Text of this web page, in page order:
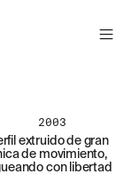
2003
extruido de gran
de movimiento,
con libertad